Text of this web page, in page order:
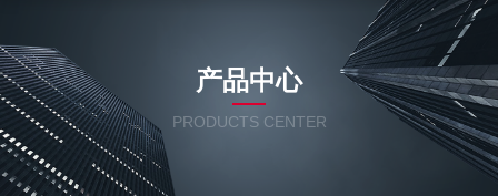
产品中心
PRODUCTS CENTER